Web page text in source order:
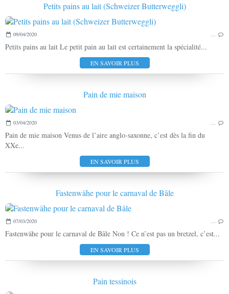
Petits pains au lait (Schweizer Butterweggli)
09/04/2020 …
Petits pains au lait Le petit pain au lait est certainement la spécialité...
EN SAVOIR PLUS
Pain de mie maison
03/04/2020 …
Pain de mie maison Venus de l’aire anglo-saxonne, c’est dès la fin du
XXe...
EN SAVOIR PLUS
Fastenwähe pour le carnaval de Bâle
07/03/2020 …
Fastenwähe pour le carnaval de Bâle Non ! Ce n’est pas un bretzel, c’est...
EN SAVOIR PLUS
Pain tessinois